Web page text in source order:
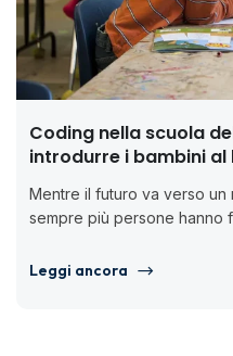
Coding nella scuola
introdurre i bambini
Mentre il futuro va verso
sempre più persone hanno
Leggi ancora